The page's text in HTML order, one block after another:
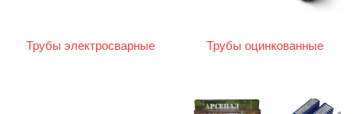
Трубы электросварные Трубы оцинкованные